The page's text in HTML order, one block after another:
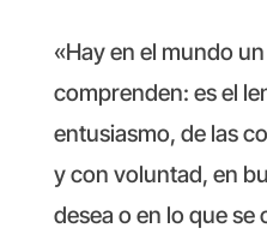
«Hay en el mundo
comprenden: es el
entusiasmo, de las
y con voluntad, en
desea o en lo que se